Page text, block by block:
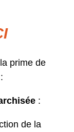
prime de
:
de la